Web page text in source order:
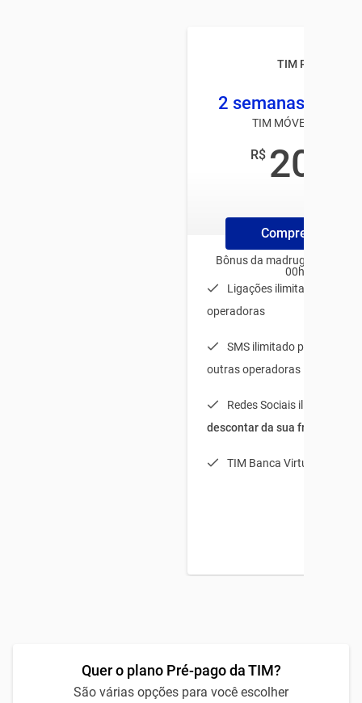
TIM Pré TOP
2 semanas 2 GB
TIM MÓVEL PRÉ-
R$ 20
Compre ChipTim
Bônus da madrugada para
00h e 06h
Ligações ilimitadas para
operadoras
SMS ilimitado para TIM +
outras operadoras
Redes Sociais ilimitadas (
descontar da sua franquia
TIM Banca Virtual Light
Quer o plano Pré-pago da TIM?
São várias opções para você escolher